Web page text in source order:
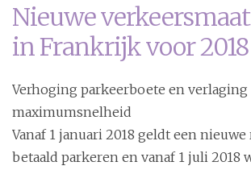
Nieuwe
in Frankrijk voor 2018
Verhoging parkeerboete en verlaging
maximumsnelheid
Vanaf 1 januari 2018 geldt een
betaald parkeren en vanaf 1 juli 2018